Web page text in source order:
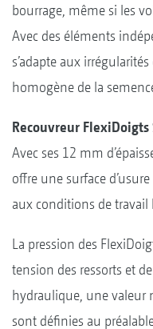
bourrage, même si les
Avec des éléments
s’adapte aux
homogène de la
Recouvreur FlexiDoigts
Avec ses 12 mm
offre une surface
aux conditions de travail
La pression des
tension des ressorts et
hydraulique, une valeur
sont définies au